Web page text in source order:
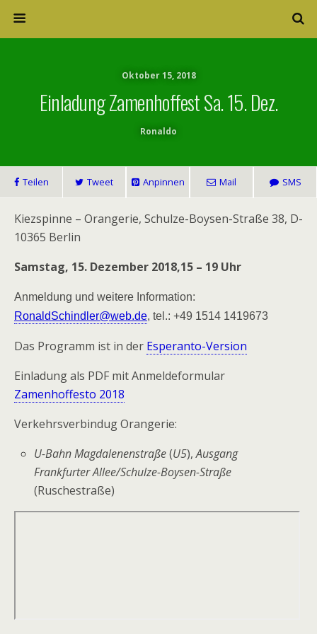
Oktober 15, 2018
Einladung Zamenhoffest Sa. 15. Dez.
Ronaldo
Teilen Tweet Anpinnen Mail SMS
Kiezspinne – Orangerie, Schulze-Boysen-Straße 38, D-
10365 Berlin
Samstag, 15. Dezember 2018,15 – 19 Uhr
Anmeldung und weitere Information:
RonaldSchindler@web.de, tel.: +49 1514 1419673
Das Programm ist in der Esperanto-Version
Einladung als PDF mit Anmeldeformular
Zamenhoffesto 2018
Verkehrsverbindug Orangerie:
U-Bahn Magdalenenstraße(U5),Ausgang
Frankfurter Allee/Schulze-Boysen-Straße
(Ruschestraße)